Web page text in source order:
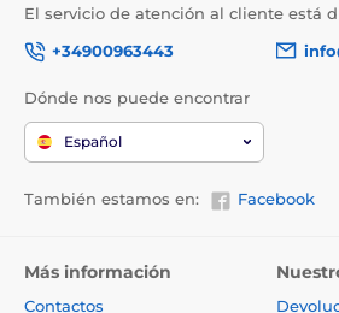
El servicio de atención al cliente está
+34900963443
Dónde nos puede encontrar
Español
También estamos en: Facebook
Más información
Contactos